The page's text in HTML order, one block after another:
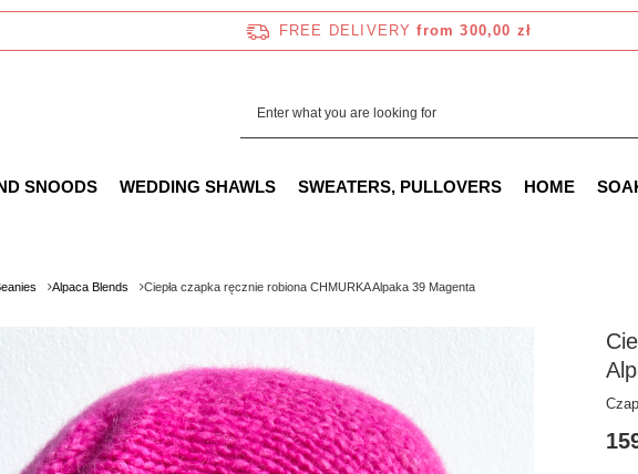
FREE DELIVERY from 300,00 zł
SNOODS WEDDING SHAWLS SWEATERS, PULLOVERS HOME
Alpaca Blends Ciepła czapka ręcznie robiona CHMURKA Alpaka 39 Magenta